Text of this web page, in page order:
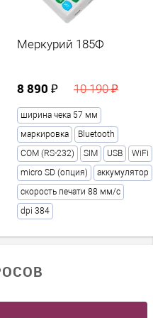
/ отдел в магазине /
/ баня, сауна / бар /
фуд / фитнес клуб / кафе /
ключей / кофейня /
магазин автозапчастей /
/ нотариус /
на рынке / розничный
магазин /
/ салон красоты
Меркурий 185Ф
8 890 ₽ 10 190 ₽
ширина чека 57 мм
маркировка
Bluetooth
COM (RS-232)
SIM USB
WiFi
micro SD (опция)
аккумулятор
скорость печати 88 мм/с
dpi 384